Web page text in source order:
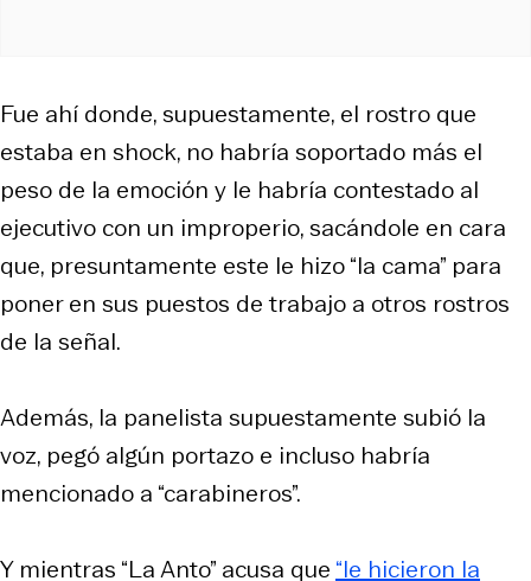
Fue ahí donde, supuestamente, el rostro que
estaba en shock, no habría soportado más el
peso de la emoción y le habría contestado al
ejecutivo con un improperio, sacándole en cara
que, presuntamente este le hizo “la cama” para
poner en sus puestos de trabajo a otros rostros
de la señal.
Además, la panelista supuestamente subió la
voz, pegó algún portazo e incluso habría
mencionado a “carabineros”.
Y mientras “La Anto” acusa que “le hicieron la